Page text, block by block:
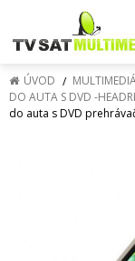
ÚVOD
DO AUTA S DVD -
do auta s DVD